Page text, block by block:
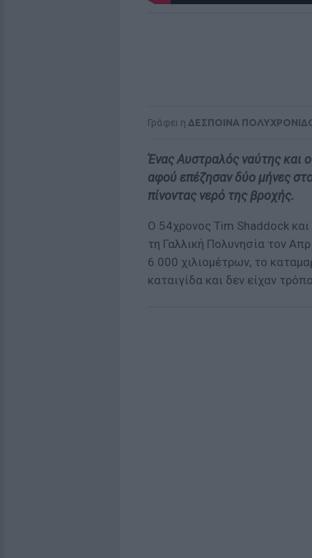
Γράφει η ΔΕΣΠΟΙΝΑ
Ένας Αυστραλός ναύτης και
αφού επέζησαν δύο μήνες
πίνοντας νερό της βροχής.
Ο 54χρονος Tim Shaddock
τη Γαλλική Πολυνησία τον
6.000 χιλιομέτρων, το
καταιγίδα και δεν είχαν